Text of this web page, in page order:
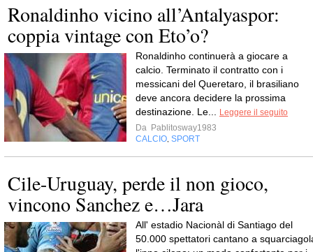
Ronaldinho vicino all’Antalyaspor:
coppia vintage con Eto’o?
Ronaldinho continuerà a giocare a
calcio. Terminato il contratto con i
messicani del Queretaro, il brasiliano
deve ancora decidere la prossima
destinazione. Le...
Leggere il seguito
Da Pablitosway1983
CALCIO SPORT
Cile-Uruguay, perde il non gioco,
vincono Sanchez e…Jara
All' estadio Nacionàl di Santiago del
50.000 spettatori cantano a